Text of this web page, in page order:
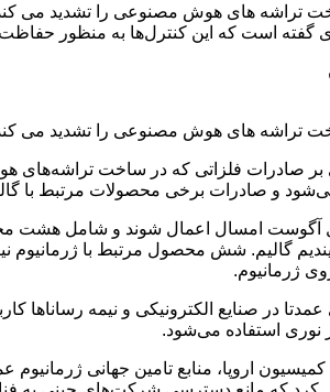
تراشه های هوش مصنوعی را تشدید می
گفته است که این کنترل‌ها به منظور
تراشه های هوش مصنوعی را تشدید می
صادرات فلزاتی که در ساخت تراشه‌های
و صادرات برخی محصولات مرتبط با
آگوست امسال اعمال شوند و شامل هشت محصول
ایندیم گالیم. شش محصول مرتبط با
ژرمانیوم.
نوری استفاده می‌شود.